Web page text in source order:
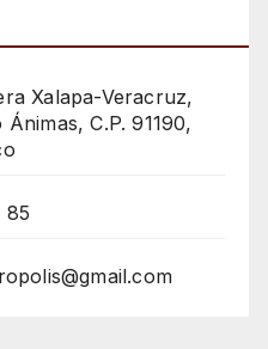
Xalapa-Veracruz,
C.P. 91190,
85